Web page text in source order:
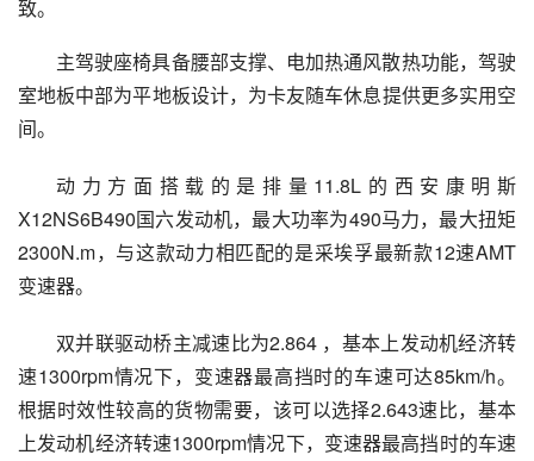
致。
主驾驶座椅具备腰部支撑、电加热通风散热功能，驾驶
室地板中部为平地板设计，为卡友随车休息提供更多实用空
间。
动力方面搭载的是排量11.8L的西安康明斯
X12NS6B490国六发动机，最大功率为490马力，最大扭矩
2300N.m，与这款动力相匹配的是采埃孚最新款12速AMT
变速器。
双并联驱动桥主减速比为2.864 ，基本上发动机经济转
速1300rpm情况下，变速器最高挡时的车速可达85km/h。
根据时效性较高的货物需要，该可以选择2.643速比，基本
上发动机经济转速1300rpm情况下，变速器最高挡时的车速